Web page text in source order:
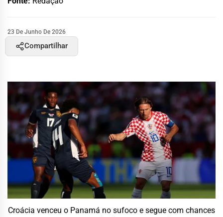
23 De Junho De 2026
Compartilhar
Croácia venceu o Panamá no sufoco e segue com chances